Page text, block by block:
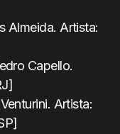
Almeida. Artista:
Capello.
Artista: